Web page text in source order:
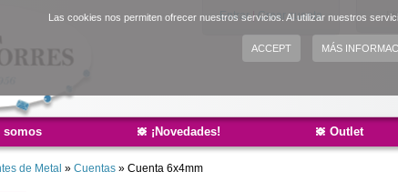
Las cookies nos permiten ofrecer nuestros servicios. Al utilizar nuestros
ACCEPT MÁS
Entrar|Crear cuenta
somos ¡Novedades! Outlet
de Metal » Cuentas » Cuenta 6x4mm